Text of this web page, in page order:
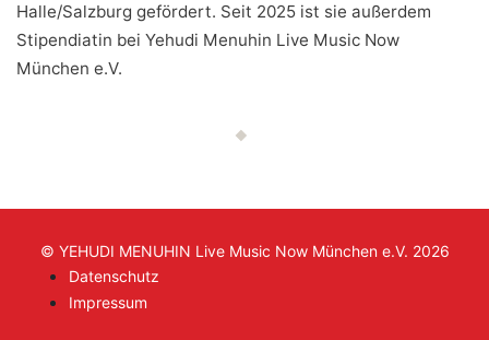
Halle/Salzburg gefördert. Seit 2025 ist sie außerdem
Stipendiatin bei Yehudi Menuhin Live Music Now
München e.V.
© YEHUDI MENUHIN Live Music Now München e.V. 2026
Datenschutz
Impressum